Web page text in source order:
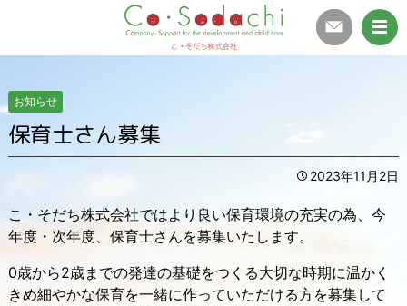
お知らせ
保育士さん募集
2023年11月2日
こ・そだち株式会社ではより良い保育環境の充実の為、今
年度・次年度、保育士さんを募集いたします。
0歳から2歳までの発達の基礎をつくる大切な時期に温かく
きめ細やかな保育を一緒に作っていただける方を募集して